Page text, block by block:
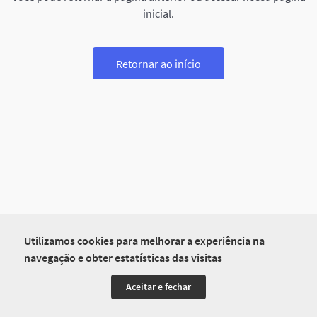
Utilizamos cookies para melhorar a experiência na
navegação e obter estatísticas das visitas
Aceitar e fechar
inicial.
Retornar ao início